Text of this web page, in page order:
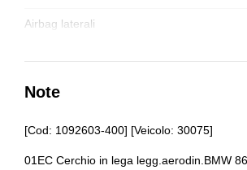
Bagagliaio apribile elettricamente
Bracciolo anteriore
Airbag laterali
Alzacristalli elettrici
Note
[Cod: 1092603-400] [Veicolo: 30075]
01EC Cerchio in lega legg.aerodin.BMW